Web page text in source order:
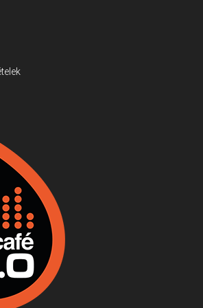
Jackfall
bab és homár
a testünk meghálálja!